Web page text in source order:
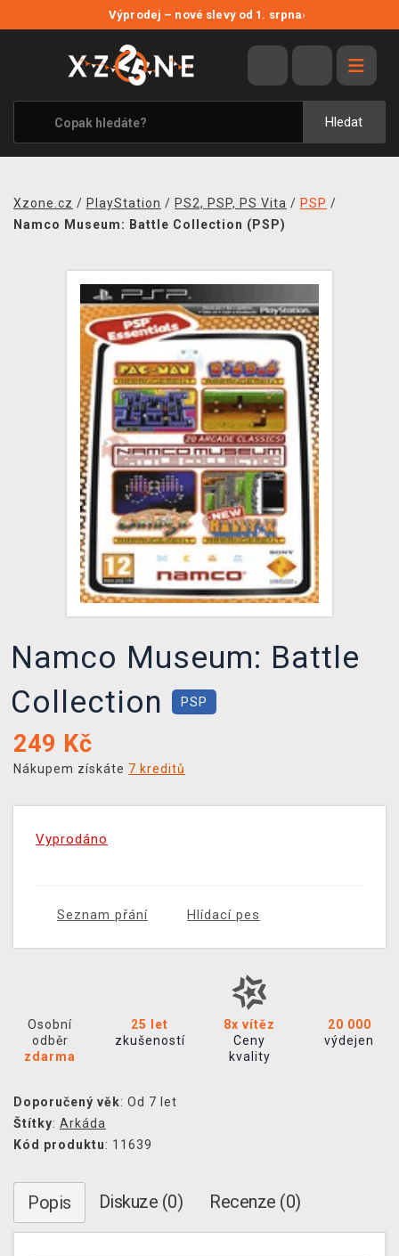
Výprodej – nové slevy od 1. srpna›
Hledat
VÝPRODEJ
VIDEOHRY
XZONE ORIGINALS
TÉMATIKY
MERCHANDISE
KONTAKT
PRODEJNY
DOPRAVA
XZONE KLUB
TCG & BOARDGAME HUB
VÝKUP HER (BAZAR)
Xzone.cz / PlayStation / PS2, PSP, PS Vita / PSP /
Namco Museum: Battle Collection (PSP)
Namco Museum: Battle
Collection
PSP
249 Kč
Nákupem získáte 7 kreditů
Vyprodáno
Seznam přání Hlídací pes
Osobní
odběr
zdarma
25 let
zkušeností
8x vítěz
Ceny
kvality
20 000
výdejen
Doporučený věk: Od 7 let
Štítky: Arkáda
Kód produktu: 11639
Popis Diskuze (0) Recenze (0)